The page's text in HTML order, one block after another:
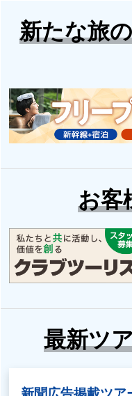
集め・ご朱印めぐ
り」ツアー特集
お得に旅を楽しむな
ASS
新たな旅
お客
最新ツ